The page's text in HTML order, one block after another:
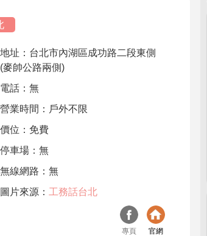
地址：台北市內湖區成功路二段東側
(麥帥公路兩側)
電話：無
營業時間：戶外不限
價位：免費
停車場：無
無線網路：無
圖片來源： 工務話台北
專頁 官網